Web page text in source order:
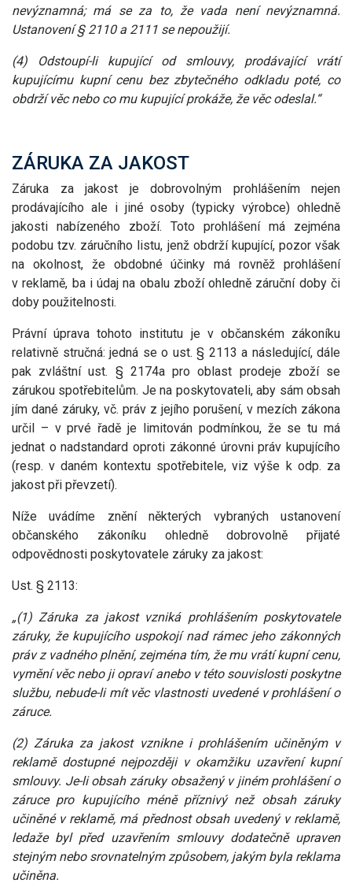
nevýznamná; má se za to, že vada není nevýznamná.
Ustanovení § 2110 a 2111 se nepoužijí.
(4) Odstoupí-li kupující od smlouvy, prodávající vrátí
kupujícímu kupní cenu bez zbytečného odkladu poté, co
obdrží věc nebo co mu kupující prokáže, že věc odeslal.“
ZÁRUKA ZA JAKOST
Záruka za jakost je dobrovolným prohlášením nejen
prodávajícího ale i jiné osoby (typicky výrobce) ohledně
jakosti nabízeného zboží. Toto prohlášení má zejména
podobu tzv. záručního listu, jenž obdrží kupující, pozor však
na okolnost, že obdobné účinky má rovněž prohlášení
v reklamě, ba i údaj na obalu zboží ohledně záruční doby či
doby použitelnosti.
Právní úprava tohoto institutu je v občanském zákoníku
relativně stručná: jedná se o ust. § 2113 a následující, dále
pak zvláštní ust. § 2174a pro oblast prodeje zboží se
zárukou spotřebitelům. Je na poskytovateli, aby sám obsah
jím dané záruky, vč. práv z jejího porušení, v mezích zákona
určil – v prvé řadě je limitován podmínkou, že se tu má
jednat o nadstandard oproti zákonné úrovni práv kupujícího
(resp. v daném kontextu spotřebitele, viz výše k odp. za
jakost při převzetí).
Níže uvádíme znění některých vybraných ustanovení
občanského zákoníku ohledně dobrovolně přijaté
odpovědnosti poskytovatele záruky za jakost:
Ust. § 2113:
„(1) Záruka za jakost vzniká prohlášením poskytovatele
záruky, že kupujícího uspokojí nad rámec jeho zákonných
práv z vadného plnění, zejména tím, že mu vrátí kupní cenu,
vymění věc nebo ji opraví anebo v této souvislosti poskytne
službu, nebude-li mít věc vlastnosti uvedené v prohlášení o
záruce.
(2) Záruka za jakost vznikne i prohlášením učiněným v
reklamě dostupné nejpozději v okamžiku uzavření kupní
smlouvy. Je-li obsah záruky obsažený v jiném prohlášení o
záruce pro kupujícího méně příznivý než obsah záruky
učiněné v reklamě, má přednost obsah uvedený v reklamě,
ledaže byl před uzavřením smlouvy dodatečně upraven
stejným nebo srovnatelným způsobem, jakým byla reklama
učiněna.